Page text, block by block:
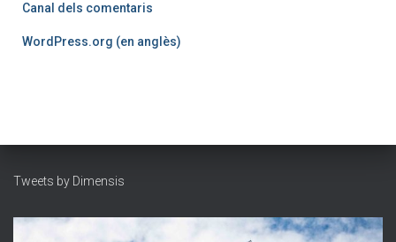
Canal dels comentaris
WordPress.org (en anglès)
Tweets by Dimensis